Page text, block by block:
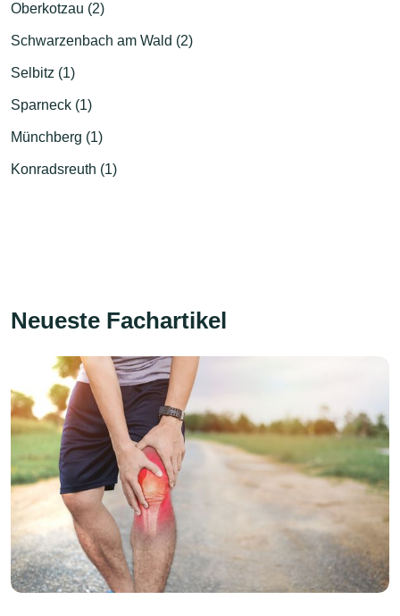
Oberkotzau (2)
Schwarzenbach am Wald (2)
Selbitz (1)
Sparneck (1)
Münchberg (1)
Konradsreuth (1)
Neueste Fachartikel